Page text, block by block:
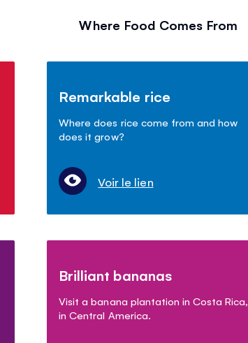
Where Food Comes From
Remarkable rice
Where does rice come from and how
does it grow?
Voir le lien
Brilliant bananas
Visit a banana plantation in Costa Rica,
in Central America.